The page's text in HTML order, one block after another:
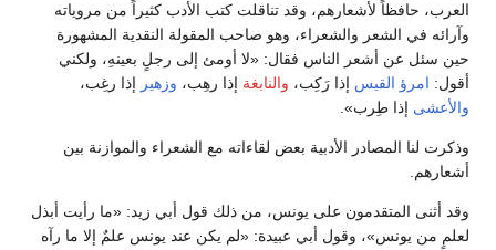
العرب، حافظاً لأشعارهم، وقد تناقلت كتب الأدب كثيراً من مروياته
وآرائه في الشعر والشعراء، وهو صاحب المقولة النقدية المشهورة
حين سئل عن أشعر الناس فقال: «لا أومئ إلى رجلٍ بعينهِ، ولكني
أقول: امرؤ القيس إذا رَكِب، والنابغة إذا رهِب، وزهير إذا رغِب،
والأعشى إذا طِرب».
وذكرت لنا المصادر الأدبية بعض لقاءاته مع الشعراء والموازنة بين
أشعارهم.
وقد أثنى المتقدمون على يونس، من ذلك قول أبي زيد: «ما رأيت أبذل
لعلمٍ من يونس»، وقول أبي عبيدة: «لم يكن عند يونس علمٌ إلا ما رآه